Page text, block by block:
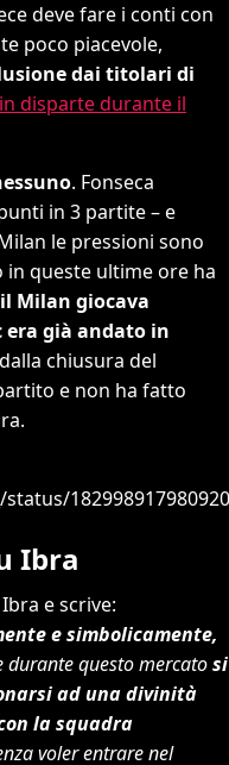
deve fare i conti con
poco piacevole,
dai titolari di
in disparte durante il
. Fonseca
in 3 partite – e
le pressioni sono
queste ultime ore ha
Milan giocava
era già andato in
chiusura del
e non ha fatto
Ibra
e scrive:
e simbolicamente,
durante questo mercatosi
ad una divinità
la squadra
voler entrare nel